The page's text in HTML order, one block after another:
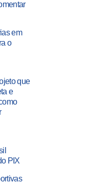
em
o
que
e
PIX